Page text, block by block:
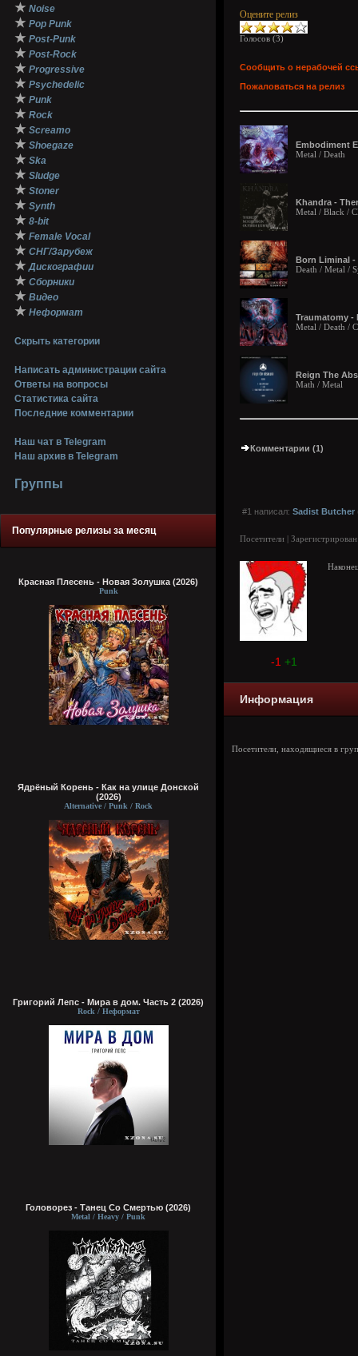
★ Noise
★ Pop Punk
★ Post-Punk
★ Post-Rock
★ Progressive
★ Psychedelic
★ Punk
★ Rock
★ Screamo
★ Shoegaze
★ Ska
★ Sludge
★ Stoner
★ Synth
★ 8-bit
★ Female Vocal
★ СНГ/Зарубеж
★ Дискографии
★ Сборники
★ Видео
★ Неформат
Скрыть категории
Написать администрации сайта
Ответы на вопросы
Статистика сайта
Последние комментарии
Наш чат в Telegram
Наш архив в Telegram
Группы
Популярные релизы за месяц
Красная Плесень - Новая Золушка (2026)
Punk
Ядрёный Корень - Как на улице Донской
(2026)
Alternative / Punk / Rock
Григорий Лепс - Мира в дом. Часть 2 (2026)
Rock / Неформат
Головорез - Tанец Со Смертью (2026)
Metal / Heavy / Punk
Оцените релиз
Голосов (3)
Сообщить о нерабочей
Пожаловаться на релиз
Embodiment
Metal / Death
Khandra -
Metal / Black /
Born Liminal -
Death / Metal /
Traumatomy -
Metal / Death /
Reign The
Math / Metal
Комментарии (1)
#1 написал: Sadist Butcher
Посетители |
-1 +1
Информация
Посетители, находящиеся в